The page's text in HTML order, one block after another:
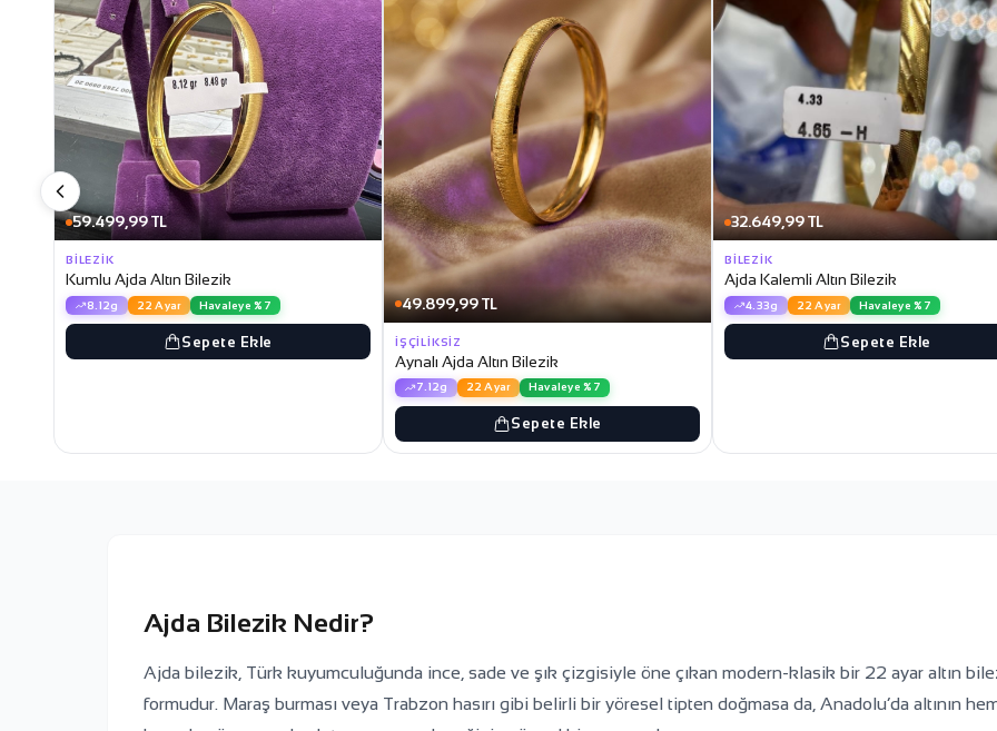
59.499,99 TL
BILEZIK
Kumlu Ajda Altın Bilezik
8.12g 22 Ayar Havaleye %7
Sepete Ekle
49.899,99 TL
İŞÇILIKSIZ
Aynalı Ajda Altın Bilezik
7.12g 22 Ayar Havaleye %7
Sepete Ekle
32.649,99 TL
BILEZIK
Ajda Kalemli Altın Bilezik
4.33g 22 Ayar Havaleye %7
Sepete Ekle
Ajda Bilezik Nedir?
Ajda bilezik, Türk kuyumculuğunda ince, sade ve şık çizgisiyle öne çıkan modern-klasik bir 22 ayar altın
formudur. Maraş burması veya Trabzon hasırı gibi belirli bir yöresel tipten doğmasa da, Anadolu’da altının